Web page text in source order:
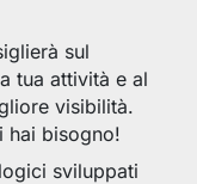
sul
tua attività e al
visibilità.
hai bisogno!
sviluppati